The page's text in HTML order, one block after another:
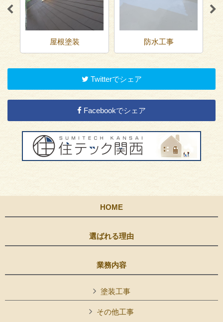
防水工事 足場工事
Twitterでシェア
Facebookでシェア
HOME
選ばれる理由
業務内容
塗装工事
その他工事